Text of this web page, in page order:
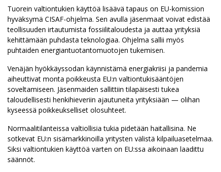
Tuorein valtiontukien käyttöä lisäävä tapaus on EU-komission
hyväksymä CISAF-ohjelma. Sen avulla jäsenmaat voivat edistää
teollisuuden irtautumista fossiilitaloudesta ja auttaa yrityksiä
kehittämään puhdasta teknologiaa. Ohjelma sallii myös
puhtaiden energiantuotantomuotojen tukemisen.
Venäjän hyökkäyssodan käynnistämä energiakriisi ja pandemia
aiheuttivat monta poikkeusta EU:n valtiontukisääntöjen
soveltamiseen. Jäsenmaiden sallittiin tilapäisesti tukea
taloudellisesti henkihieveriin ajautuneita yrityksiään — olihan
kyseessä poikkeukselliset olosuhteet.
Normaalitilanteissa valtiollisia tukia pidetään haitallisina. Ne
sotkevat EU:n sisämarkkinoilla yritysten välistä kilpailuasetelmaa.
Siksi valtiontukien käyttöä varten on EU:ssa aikoinaan laadittu
säännöt.